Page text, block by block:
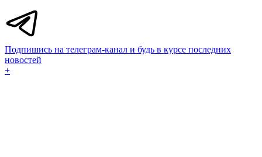
Подпишись на телеграм-канал и будь в курсе последних
новостей
+